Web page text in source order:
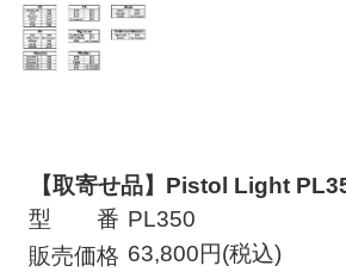
【取寄せ品】Pistol Light
型 番 PL350
販売価格 63,800円(税込)